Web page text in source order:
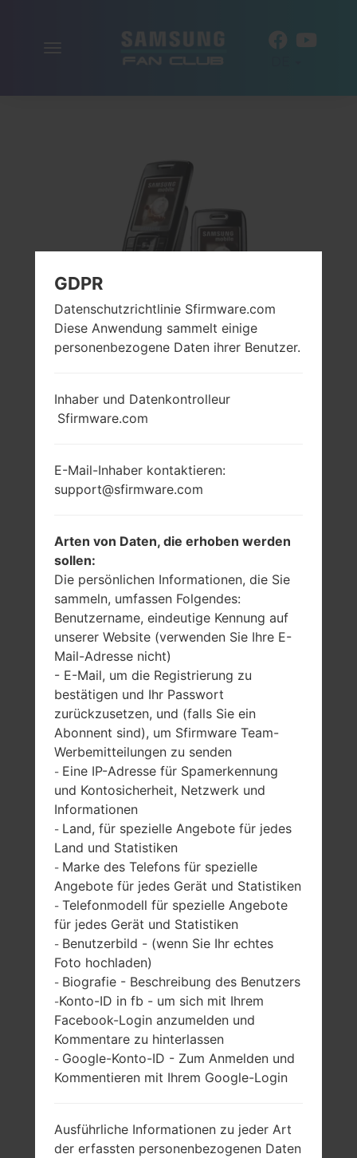
SAMSUNG SGH-E251
AUS DER SERIE
2.0 Zoll, 32 x 40
mm (~25.6%
Bildschirm zu
Körper Verhältnis)
128 x 160 Pixel (~102
Dichte der Pixel pro
Zoll)
80 gramm (2.82
unzen)
Abnehmbar Li-Ion
750 mAh
-
GDPR
Datenschutzrichtlinie Sfirmware.com
Diese Anwendung sammelt einige
personenbezogene Daten ihrer Benutzer.
Inhaber und Datenkontrolleur
Sfirmware.com
E-Mail-Inhaber kontaktieren:
support@sfirmware.com
Arten von Daten, die erhoben werden
sollen:
Die persönlichen Informationen, die Sie
sammeln, umfassen Folgendes:
Benutzername, eindeutige Kennung auf
unserer Website (verwenden Sie Ihre E-
Mail-Adresse nicht)
- E-Mail, um die Registrierung zu
bestätigen und Ihr Passwort
zurückzusetzen, und (falls Sie ein
Abonnent sind), um Sfirmware Team-
Werbemitteilungen zu senden
- Eine IP-Adresse für Spamerkennung
und Kontosicherheit, Netzwerk und
Informationen
- Land, für spezielle Angebote für jedes
Land und Statistiken
- Marke des Telefons für spezielle
Angebote für jedes Gerät und Statistiken
- Telefonmodell für spezielle Angebote
für jedes Gerät und Statistiken
- Benutzerbild - (wenn Sie Ihr echtes
Foto hochladen)
- Biografie - Beschreibung des Benutzers
-Konto-ID in fb - um sich mit Ihrem
Facebook-Login anzumelden und
Kommentare zu hinterlassen
- Google-Konto-ID - Zum Anmelden und
Kommentieren mit Ihrem Google-Login
Ausführliche Informationen zu jeder Art
der erfassten personenbezogenen Daten